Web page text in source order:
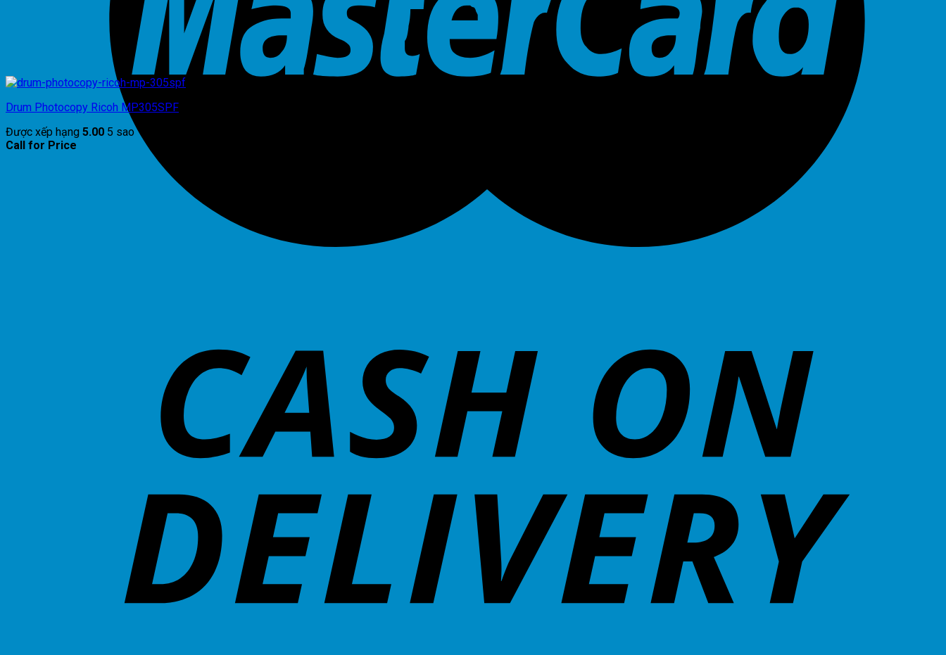
Drum Photocopy Ricoh MP305SPF
Được xếp hạng 5.00 5 sao
Call for Price